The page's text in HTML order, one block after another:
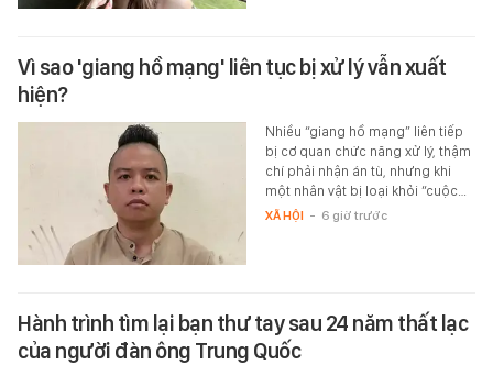
Vì sao 'giang hồ mạng' liên tục bị xử lý vẫn xuất
hiện?
Nhiều “giang hồ mạng” liên tiếp
bị cơ quan chức năng xử lý, thậm
chí phải nhận án tù, nhưng khi
một nhân vật bị loại khỏi “cuộc…
XÃ HỘI - 6 giờ trước
Hành trình tìm lại bạn thư tay sau 24 năm thất lạc
của người đàn ông Trung Quốc